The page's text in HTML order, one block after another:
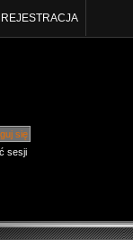
REJESTRACJA
sesji